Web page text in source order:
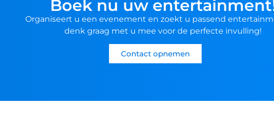
Boek nu uw
Organiseert u een evenement en zoekt u passend
denk graag met u mee voor de perfecte invulling!
Contact opnemen